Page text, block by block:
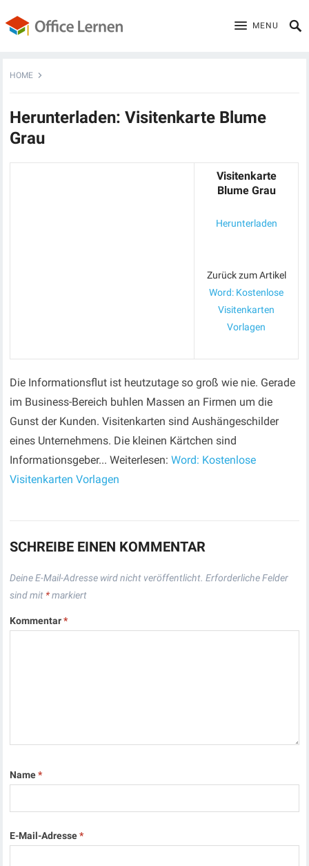
MENU
HOME
Herunterladen: Visitenkarte Blume
Grau
Visitenkarte
Blume Grau
Herunterladen
Zurück zum Artikel
Word: Kostenlose
Visitenkarten
Vorlagen
Die Informationsflut ist heutzutage so groß wie nie. Gerade
im Business-Bereich buhlen Massen an Firmen um die
Gunst der Kunden. Visitenkarten sind Aushängeschilder
eines Unternehmens. Die kleinen Kärtchen sind
Informationsgeber... Weiterlesen:Word: Kostenlose
Visitenkarten Vorlagen
SCHREIBE EINEN KOMMENTAR
Deine E-Mail-Adresse wird nicht veröffentlicht. Erforderliche Felder
sind mit *markiert
Kommentar*
Name*
E-Mail-Adresse*